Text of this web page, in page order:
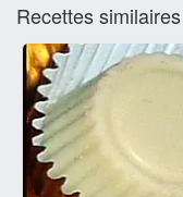
Recettes similaires